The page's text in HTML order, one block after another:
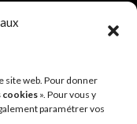
site web. Pour donner
cookies ». Pour vous y
paramétrer vos
du Club